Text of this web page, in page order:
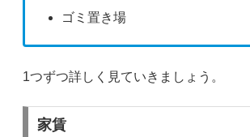
ゴミ置き場
1つずつ詳しく見ていきましょう。
家賃